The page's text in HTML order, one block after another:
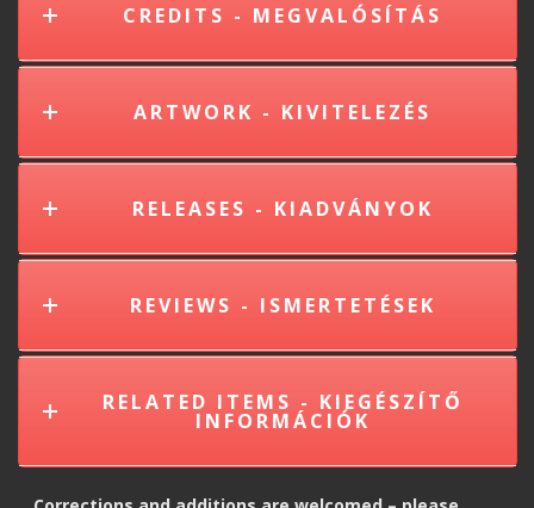
CREDITS - MEGVALÓSÍTÁS
ARTWORK - KIVITELEZÉS
RELEASES - KIADVÁNYOK
REVIEWS - ISMERTETÉSEK
RELATED ITEMS - KIEGÉSZÍTŐ
INFORMÁCIÓK